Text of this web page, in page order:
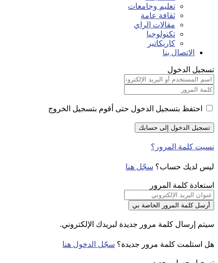
تعليم وجامعات
ثقافة عامة
مقالات الراي
تكنولوجيا
كاريكاتير
الاتصال بنا
تسجيل الدخول
احتفظ بتسجيل الدخول حتى أقوم بتسجيل الخروج
نسيت كلمة المرور؟
ليس لديك حساب؟ سجّل هنا
استعادة كلمة المرور
سيتم إرسال كلمة مرور جديدة لبريدك الإلكتروني.
هل استلمت كلمة مرور جديدة؟ سجّل الدخول هنا